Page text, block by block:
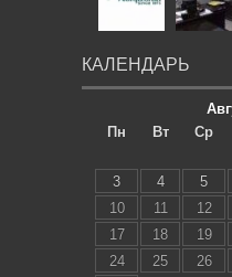
КАЛЕНДАРЬ
Пн
Вт Ср
3
4 5
10
11 12
17
18 19
24
25 26